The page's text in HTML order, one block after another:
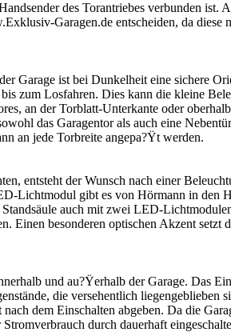
des Torantriebes verbunden ist.
Garagen.de entscheiden, da diese
Garage ist bei Dunkelheit eine sichere
zum Losfahren. Dies kann die kleine
an der Torblatt-Unterkante oder
das Garagentor als auch eine
an jede Torbreite angepa?Ÿt werden.
entsteht der Wunsch nach einer
Lichtmodul gibt es von Hörmann in den
auch mit zwei LED-
Einen besonderen optischen Akzent setzt
und au?Ÿerhalb der Garage. Das
die versehentlich liegengeblieben
dem Einschalten abgeben. Da die
durch dauerhaft